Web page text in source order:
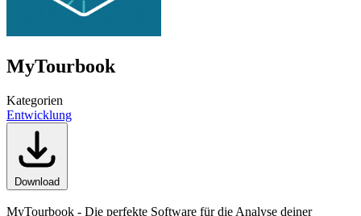
MyTourbook
Kategorien
Entwicklung
Download
MyTourbook - Die perfekte Software für die Analyse deiner